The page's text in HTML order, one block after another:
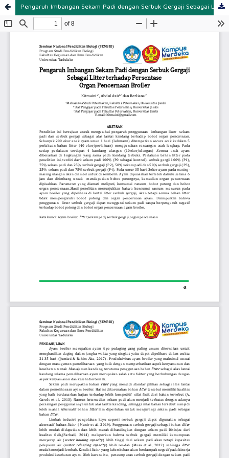
Pengaruh Imbangan Sekam Padi dengan Serbuk Gergaji Sebagai Litter terhadap Persentase Organ Pencernaan Broiler